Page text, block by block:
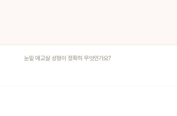
눈밑 애교살 성형이 정확히 무엇인가요?